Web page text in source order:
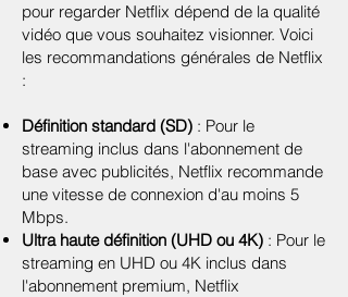
pour regarder Netflix dépend de la qualité
vidéo que vous souhaitez visionner. Voici
les recommandations générales de Netflix
:
Définition standard (SD) : Pour le
streaming inclus dans l'abonnement de
base avec publicités, Netflix recommande
une vitesse de connexion d'au moins 5
Mbps.
Ultra haute définition (UHD ou 4K) : Pour le
streaming en UHD ou 4K inclus dans
l'abonnement premium, Netflix